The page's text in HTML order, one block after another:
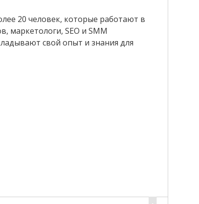
20 человек, которые работают в
маркетологи, SEO и SMM
свой опыт и знания для